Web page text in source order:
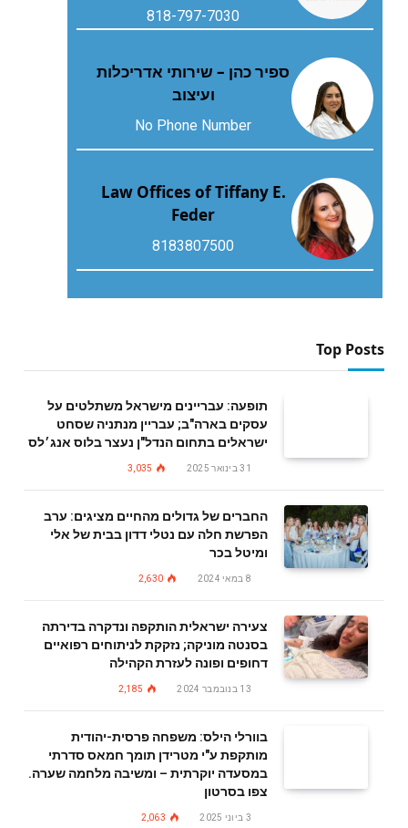
818-797-7030
ספיר כהן – שירותי אדריכלות
ועיצוב
No Phone Number
Law Offices of Tiffany E.
Feder
8183807500
Top Posts
תופעה: עבריינים מישראל משתלטים על
עסקים בארה"ב; עבריין מנתניה שסחט
ישראלים בתחום הנדל"ן נעצר בלוס אנג׳לס
31 בינואר 2025 3,035
החברים של גדולים מהחיים מציגים: ערב
הפרשת חלה עם נטלי דדון בבית של אלי
ומיטל בכר
8 במאי 2024 2,630
צעירה ישראלית הותקפה ונדקרה בדירתה
בסנטה מוניקה; נזקקת לניתוחים רפואיים
דחופים ופונה לעזרת הקהילה
13 בנובמבר 2024 2,185
בוורלי הילס: משפחה פרסית-יהודית
מותקפת ע"י מטרידן תומך חמאס סדרתי
במסעדה יוקרתית – ומשיבה מלחמה שערה.
צפו בסרטון
3 ביוני 2025 2,063